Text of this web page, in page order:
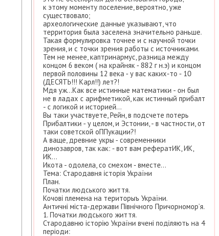
к этому моменту поселение, вероятно, уже
существовало;
археологические данные указывают, что
территория была заселена значительно раньше.
Такая формулировка точнее и с научной точки
зрения, и с точки зрения работы с источниками.
Тем не менее, каптринармус, разница между
концом 6 веком ( на крайняк - 882 г н.э) и концом
первой половины 12 века - у вас каких-то - 10
(ДЕСЯТЬ!!! Карл!!) лет?!
Мдя уж...Как все истинные математики - он был
не в ладах с арифметикой, как истинный прибалт
- с логикой и историей...
Вы таки участвуете, Рейн, в подсчете потерь
Прибалтики - у целом, и Эстонии, - в частности, от
таки советской оППукации?!
А ваще, древние укры - современники
динозавров, так как: - вот вам рефератИК, ИК,
ИК...
Икота - одолела, со смехом - вместе...
Тема: Стародавня історія України
План.
Початки людського життя.
Кочові племена на територыъ України.
Античні міста-держави Північного Причорномор’я.
1. Початки людського життя.
Стародавню історію України вчені поділяють на 4
періоди: